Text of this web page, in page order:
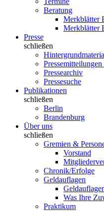
Beratung
Merkblätter
Merkblätter
Presse
schließen
Pressearchiv
Pressesuche
Publikationen
schließen
Berlin
Brandenburg
Über uns
schließen
Gremien &
Vorstand
Chronik/Erfolge
Geldauflagen
Was Ihre
Praktikum